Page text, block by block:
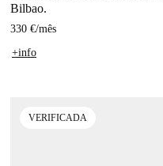
Bilbao.
330 €/mês
+info
VERIFICADA